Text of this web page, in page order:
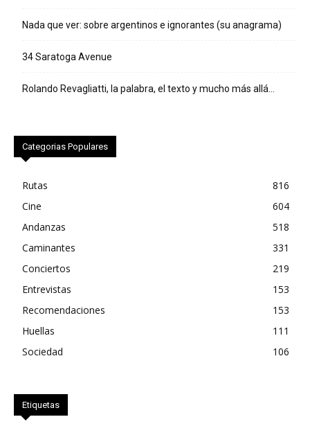
Nada que ver: sobre argentinos e ignorantes (su anagrama)
34 Saratoga Avenue
Rolando Revagliatti, la palabra, el texto y mucho más allá…
Categorias Populares
Rutas
816
Cine
604
Andanzas
518
Caminantes
331
Conciertos
219
Entrevistas
153
Recomendaciones
153
Huellas
111
Sociedad
106
Etiquetas